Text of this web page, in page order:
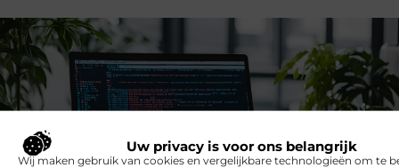
Uw privacy is voor ons belangrijk
Wij maken gebruik van cookies en vergelijkbare technologieën om te